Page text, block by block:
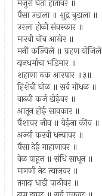
मजुरी घेतो हातावर ॥
पैसा उडाला ॥ शुद्र बुडाला ॥
उरला होळी संवस्कार ॥
मारवी बोंब आखेर ॥
मनीं कल्पिलें ॥ ग्रहण
दानधर्माचा भडिमार ॥
शहाणा ठक आरपार ॥३॥
हिशेबी घोळ ॥ सर्व गोंधळ ॥
वाढवी कर्ज डोईवर ॥
आतून होई सावकार ॥
पैशावर जीव ॥ येईना कींव ॥
अर्ज्या करवी धन्यावर ॥
पैसा देई गाहाणावर ॥
वेळ पाहून ॥ संधि साधून ॥
मागणी नेट त्याजवर ॥
तगादा धाडी पाठीवर ॥